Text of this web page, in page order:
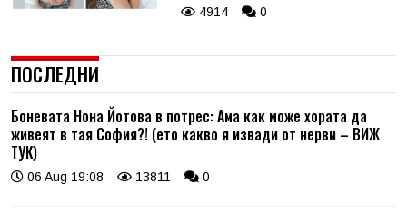
4914 0
ПОСЛЕДНИ
Боневата Нона Йотова в потрес: Ама как може хората да
живеят в тая София?! (ето какво я извади от нерви – ВИЖ
ТУК)
06 Aug 19:08 13811 0